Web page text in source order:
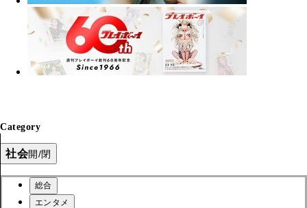
Category
社会開/閉
総合
エンタメ